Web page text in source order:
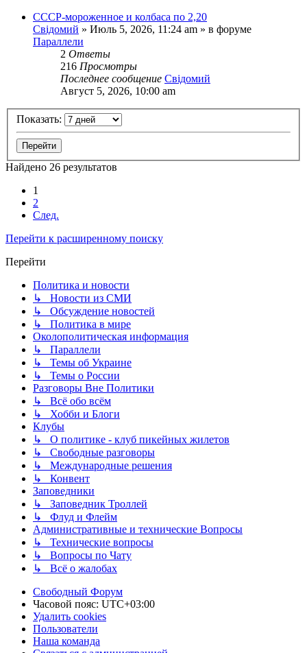
СССР-мороженное и колбаса по 2,20
Свідомий » Июль 5, 2026, 11:24 am » в форуме
Параллели
2 Ответы
216 Просмотры
Последнее сообщение Свідомий
Август 5, 2026, 10:00 am
Показать:
Найдено 26 результатов
1
2
След.
Перейти к расширенному поиску
Перейти
Политика и новости
↳ Новости из СМИ
↳ Обсуждение новостей
↳ Политика в мире
Околополитическая информация
↳ Параллели
↳ Темы об Украине
↳ Темы о России
Разговоры Вне Политики
↳ Всё обо всём
↳ Хобби и Блоги
Клубы
↳ О политике - клуб пикейных жилетов
↳ Свободные разговоры
↳ Международные решения
↳ Конвент
Заповедники
↳ Заповедник Троллей
↳ Флуд и Флейм
Административные и технические Вопросы
↳ Технические вопросы
↳ Вопросы по Чату
↳ Всё о жалобах
Свободный Форум
Часовой пояс: UTC+03:00
Удалить cookies
Пользователи
Наша команда